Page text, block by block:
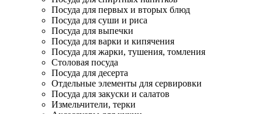
Посуда для первых и вторых блюд
Посуда для суши и риса
Посуда для выпечки
Посуда для варки и кипячения
Посуда для жарки, тушения, томления
Столовая посуда
Посуда для десерта
Отдельные элементы для сервировки
Посуда для закуски и салатов
Измельчители, терки